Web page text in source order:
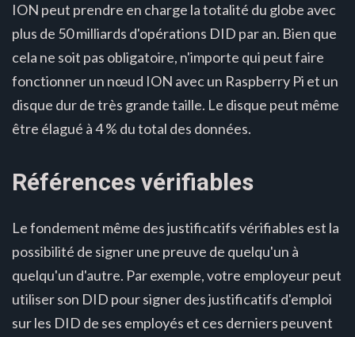
ION peut prendre en charge la totalité du globe avec
plus de 50 milliards d'opérations DID par an. Bien que
cela ne soit pas obligatoire, n'importe qui peut faire
fonctionner un nœud ION avec un Raspberry Pi et un
disque dur de très grande taille. Le disque peut même
être élagué à 4 % du total des données.
Références vérifiables
Le fondement même des justificatifs vérifiables est la
possibilité de signer une preuve de quelqu'un à
quelqu'un d'autre. Par exemple, votre employeur peut
utiliser son DID pour signer des justificatifs d'emploi
sur les DID de ses employés et ces derniers peuvent